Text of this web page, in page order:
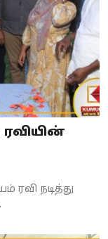
ரவியின்
ரவி நடித்து